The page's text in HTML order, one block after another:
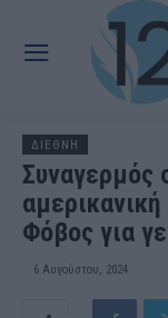
ΔΙΕΘΝΗ
Συναγερμός
Φόβος για
6 Αυγούστου, 2024